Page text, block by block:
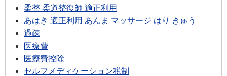
柔整 柔道整復師 適正利用
あはき 適正利用 あんま マッサージ はり きゅう
過疎
医療費
医療費控除
セルフメディケーション税制